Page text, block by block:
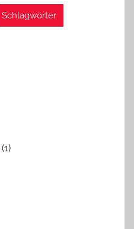
Schlagwörter
(1)